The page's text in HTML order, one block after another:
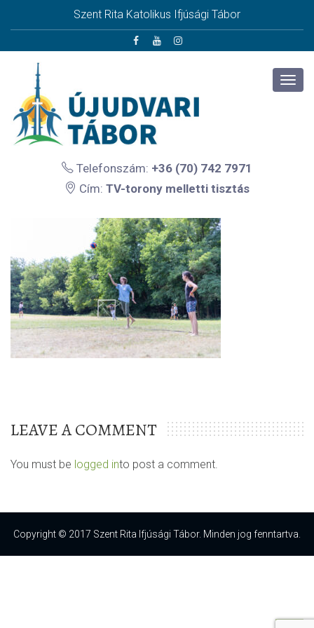
Szent Rita Katolikus Ifjúsági Tábor
Telefonszám: +36 (70) 742 7971
Cím: TV-torony melletti tisztás
LEAVE A COMMENT
You must be logged into post a comment.
Copyright © 2017 Szent Rita Ifjúsági Tábor. Minden jog fenntartva.